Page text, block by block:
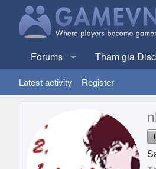
Forums Tham gia
Latest activity Register